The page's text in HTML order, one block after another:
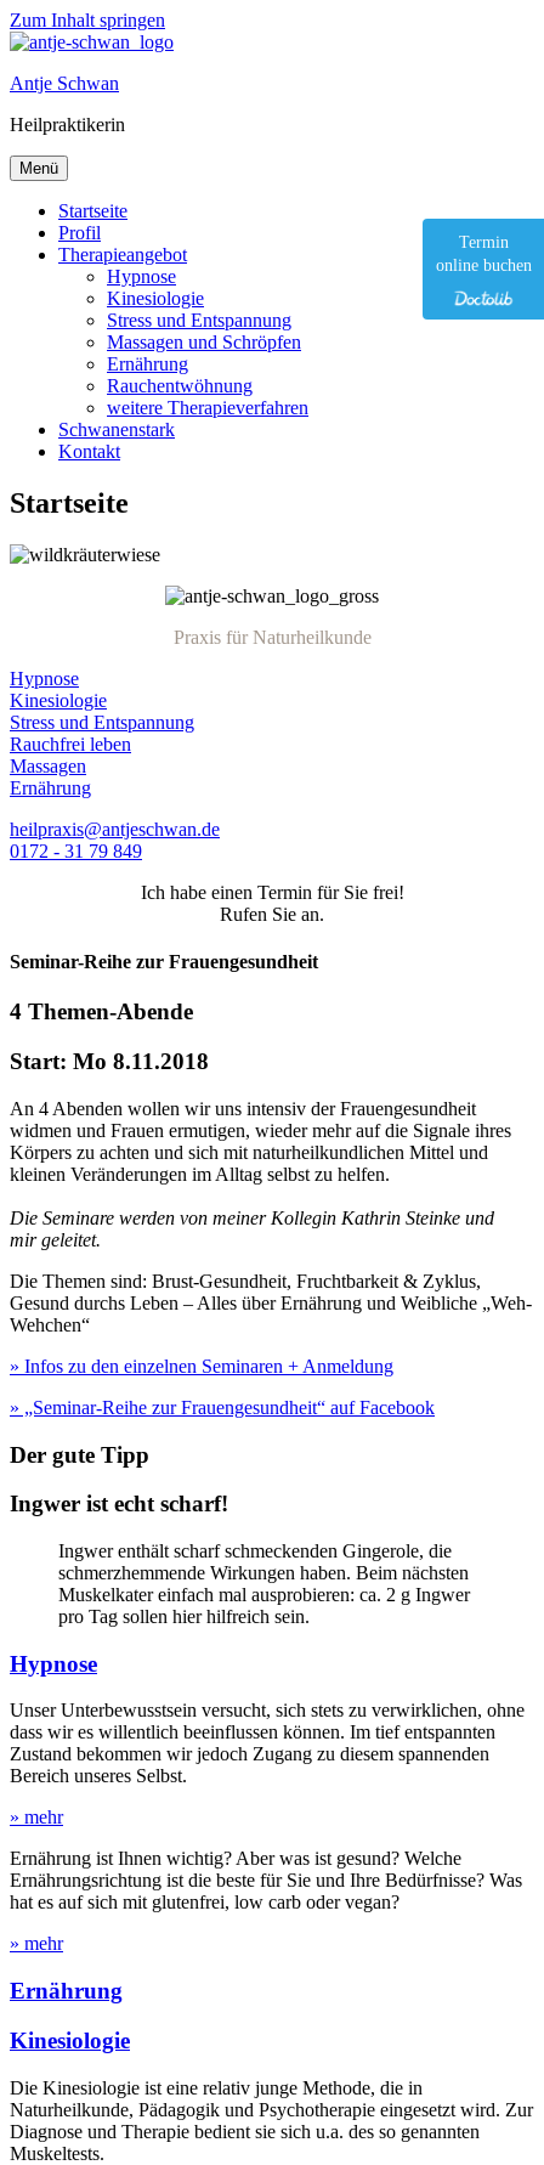
Zum Inhalt springen
Antje Schwan
Heilpraktikerin
Menü
Startseite
Profil
Therapieangebot
Hypnose
Kinesiologie
Stress und Entspannung
Massagen und Schröpfen
Ernährung
Rauchentwöhnung
weitere Therapieverfahren
Schwanenstark
Kontakt
Startseite
Praxis für Naturheilkunde
Hypnose
Kinesiologie
Stress und Entspannung
Rauchfrei leben
Massagen
Ernährung
heilpraxis@antjeschwan.de
0172 - 31 79 849
Ich habe einen Termin für Sie frei!
Rufen Sie an.
Seminar-Reihe zur Frauengesundheit
4 Themen-Abende
Start: Mo 8.11.2018
An 4 Abenden wollen wir uns intensiv der Frauengesundheit
widmen und Frauen ermutigen, wieder mehr auf die Signale ihres
Körpers zu achten und sich mit naturheilkundlichen Mittel und
kleinen Veränderungen im Alltag selbst zu helfen.
Die Seminare werden von meiner Kollegin Kathrin Steinke und
mir geleitet.
Die Themen sind: Brust-Gesundheit, Fruchtbarkeit & Zyklus,
Gesund durchs Leben – Alles über Ernährung und Weibliche „Weh-
Wehchen“
» Infos zu den einzelnen Seminaren + Anmeldung
» „Seminar-Reihe zur Frauengesundheit“ auf Facebook
Der gute Tipp
Ingwer ist echt scharf!
Ingwer enthält scharf schmeckenden Gingerole, die
schmerzhemmende Wirkungen haben. Beim nächsten
Muskelkater einfach mal ausprobieren: ca. 2 g Ingwer
pro Tag sollen hier hilfreich sein.
Hypnose
Unser Unterbewusstsein versucht, sich stets zu verwirklichen, ohne
dass wir es willentlich beeinflussen können. Im tief entspannten
Zustand bekommen wir jedoch Zugang zu diesem spannenden
Bereich unseres Selbst.
» mehr
Ernährung ist Ihnen wichtig? Aber was ist gesund? Welche
Ernährungsrichtung ist die beste für Sie und Ihre Bedürfnisse? Was
hat es auf sich mit glutenfrei, low carb oder vegan?
» mehr
Ernährung
Kinesiologie
Die Kinesiologie ist eine relativ junge Methode, die in
Naturheilkunde, Pädagogik und Psychotherapie eingesetzt wird. Zur
Diagnose und Therapie bedient sie sich u.a. des so genannten
Muskeltests.
Termin
online buchen